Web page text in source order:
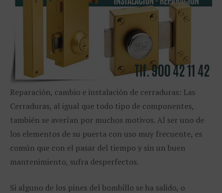
Reparación, cambio e instalación de cerraduras: Las
Cerraduras, al igual que todo tipo de componentes,
también se averían por muchos motivos. Al ser uno de
los elementos de su puerta con uso muy frecuente, es
común que con el pasar del tiempo y sin un buen
mantenimiento, sufra desperfectos.
Si alguno de los pines del bombillo se ha salido, o